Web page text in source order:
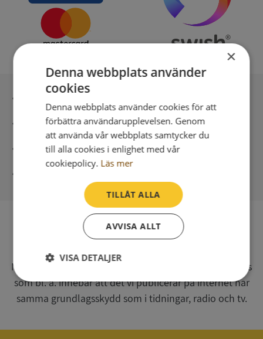
Säker betalning med stripe
Direkt digital leverans
Syna har för webbplatsen www.syna.se ett av
Myndigheten för press, radio och tv s.k. utgivningsbevis
som bl. a. innebär att det vi publicerar på internet har
samma grundlagsskydd som i tidningar, radio och tv.
×
Denna webbplats använder
cookies
Denna webbplats använder cookies för att
förbättra användarupplevelsen. Genom
att använda vår webbplats samtycker du
till alla cookies i enlighet med vår
cookiepolicy. Läs mer
TILLÅT ALLA
AVVISA ALLT
VISA DETALJER
Strikt
nödvändigt
Prestanda Inriktning